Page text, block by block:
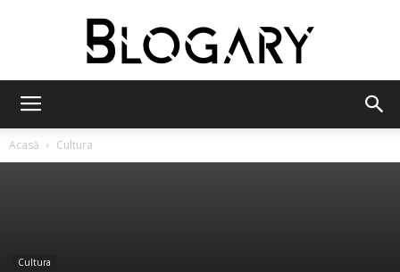
Acasă Cultura
Cultura